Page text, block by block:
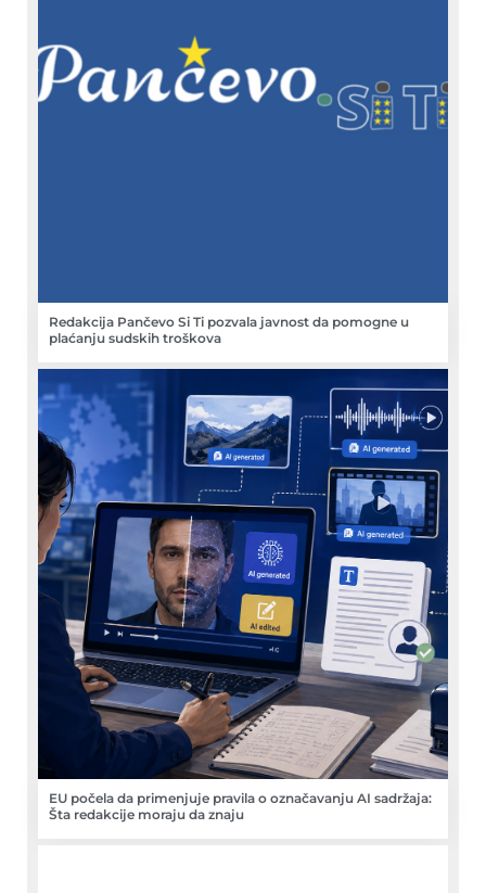
Redakcija Pančevo Si Ti pozvala javnost da pomogne u
plaćanju sudskih troškova
EU počela da primenjuje pravila o označavanju AI sadržaja:
Šta redakcije moraju da znaju